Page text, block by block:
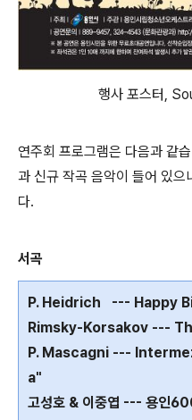
행사 포스터,
연주회 프로그램은 다음과 같
과 신규 작곡 음악이 들어 있으
다.
서곡
P. Heidrich --- Happy
Rimsky-Korsakov ---
P. Mascagni ---
a"
고성호 & 이중엽 --- 용인